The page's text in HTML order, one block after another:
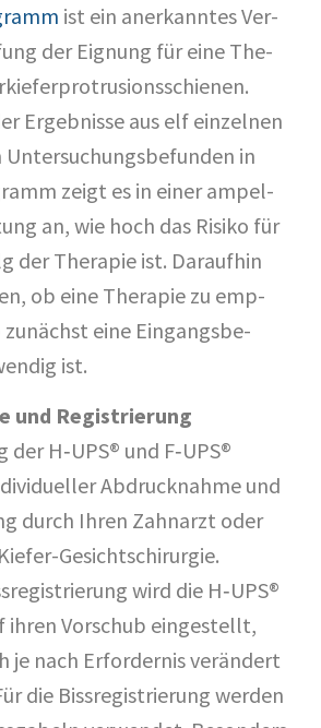
ist ein aner­kann­tes Ver­
der Eig­nung für eine The­
Ergeb­nis­se aus elf ein­zel­nen
in
zeigt es in einer ampel­
an, wie hoch das Risi­ko für
der The­ra­pie ist. Dar­auf­hin
ob eine The­ra­pie zu emp­
eine Ein­gangs­be­
ist.
und Regis­trie­rung
H‑UPS® und F‑UPS®
Abdruck­nah­me und
durch Ihren Zahn­arzt oder
Gesichts­chir­ur­gie.
wird die H‑UPS®
ihren Vor­schub ein­ge­stellt,
je nach Erfor­der­nis ver­än­dert
die Biss­re­gis­trie­rung wer­den